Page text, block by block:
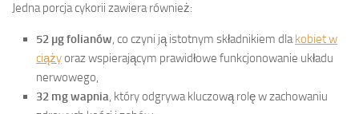
Jedna porcja cykorii zawiera również:
52 µg folianów, co czyni ją istotnym składnikiem dlakobiet w
ciążyoraz wspierającym prawidłowe funkcjonowanie układu
nerwowego,
32 mg wapnia, który odgrywa kluczową rolę w zachowaniu